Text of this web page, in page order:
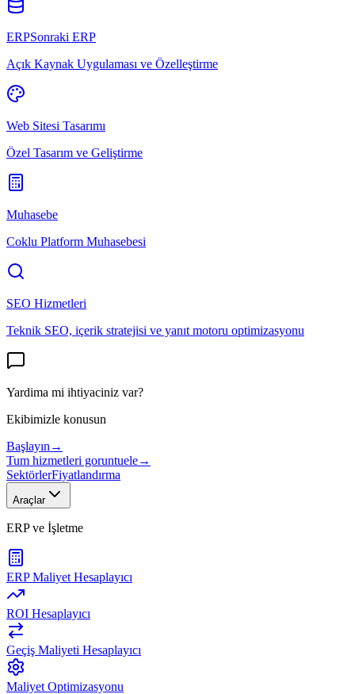
ERPSonraki ERP
Açık Kaynak Uygulaması ve Özelleştirme
Web Sitesi Tasarımı
Özel Tasarım ve Geliştirme
Muhasebe
Coklu Platform Muhasebesi
SEO Hizmetleri
Teknik SEO, içerik stratejisi ve yanıt motoru optimizasyonu
Yardima mi ihtiyaciniz var?
Ekibimizle konusun
Başlayın →
Tum hizmetleri goruntuele→
SektörlerFiyatlandırma
Araçlar
ERP ve İşletme
ERP Maliyet Hesaplayıcı
ROI Hesaplayıcı
Geçiş Maliyeti Hesaplayıcı
Maliyet Optimizasyonu